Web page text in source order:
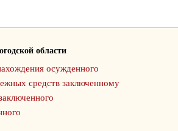
области
осужденного
средств заключенному